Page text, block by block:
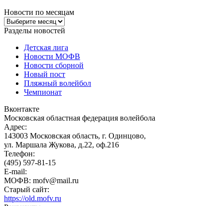
Новости по месяцам
Новости
по
Разделы новостей
Детская лига
Новости МОФВ
Новости сборной
Новый пост
Пляжный волейбол
Чемпионат
Вконтакте
Московская областная федерация волейбола
Адрес:
143003 Московская область, г. Одинцово,
ул. Маршала Жукова, д.22, оф.216
Телефон:
(495) 597-81-15
E-mail:
МОФВ: mofv@mail.ru
Старый сайт:
https://old.mofv.ru